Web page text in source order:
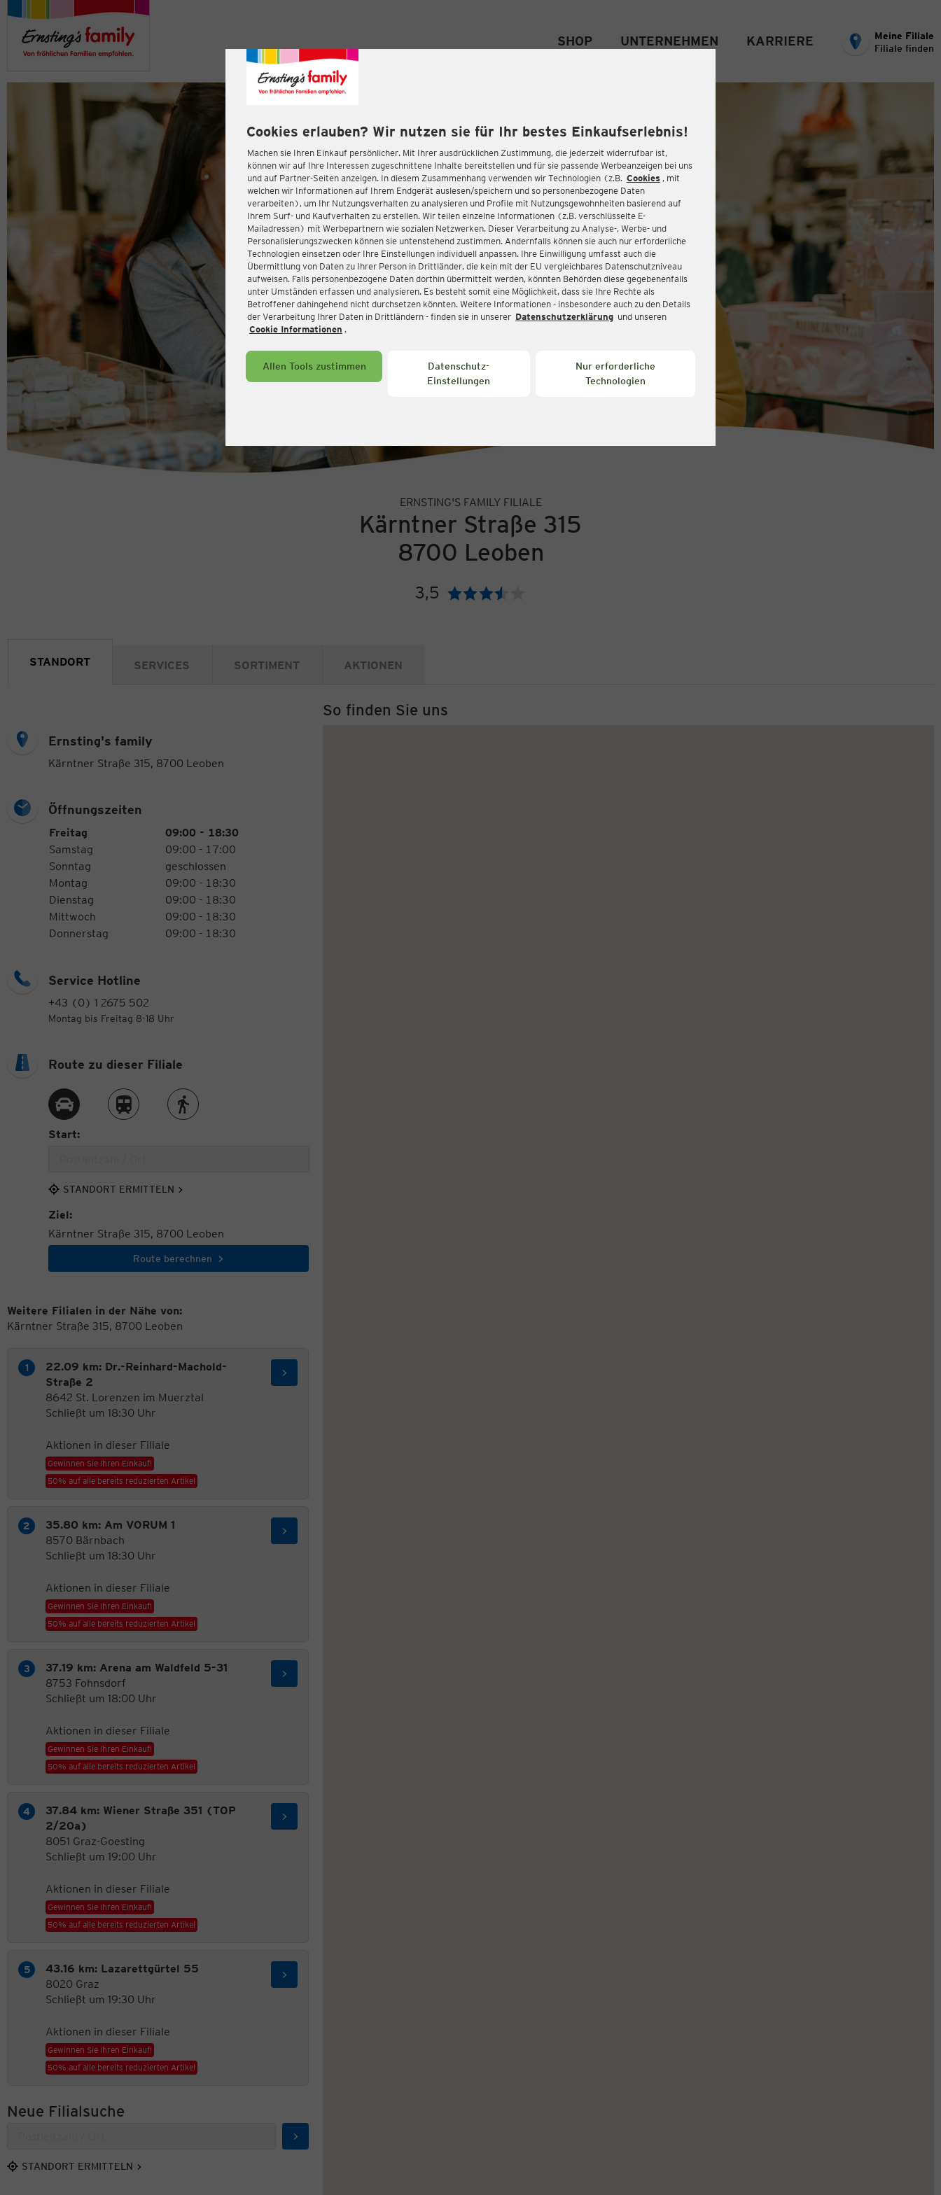
Cookies erlauben? Wir nutzen sie für Ihr bestes Einkaufserlebnis!
Machen sie Ihren Einkauf persönlicher. Mit Ihrer ausdrücklichen Zustimmung, die jederzeit widerrufbar ist,
können wir auf Ihre Interessen zugeschnittene Inhalte bereitstellen und für sie passende Werbeanzeigen bei uns
und auf Partner-Seiten anzeigen. In diesem Zusammenhang verwenden wir Technologien (z.B. Cookies , mit
welchen wir Informationen auf Ihrem Endgerät auslesen/speichern und so personenbezogene Daten
verarbeiten), um Ihr Nutzungsverhalten zu analysieren und Profile mit Nutzungsgewohnheiten basierend auf
Ihrem Surf- und Kaufverhalten zu erstellen. Wir teilen einzelne Informationen (z.B. verschlüsselte E-
Mailadressen) mit Werbepartnern wie sozialen Netzwerken. Dieser Verarbeitung zu Analyse-, Werbe- und
Personalisierungszwecken können sie untenstehend zustimmen. Andernfalls können sie auch nur erforderliche
Technologien einsetzen oder Ihre Einstellungen individuell anpassen. Ihre Einwilligung umfasst auch die
Übermittlung von Daten zu Ihrer Person in Drittländer, die kein mit der EU vergleichbares Datenschutzniveau
aufweisen. Falls personenbezogene Daten dorthin übermittelt werden, könnten Behörden diese gegebenenfalls
unter Umständen erfassen und analysieren. Es besteht somit eine Möglichkeit, dass sie Ihre Rechte als
Betroffener dahingehend nicht durchsetzen könnten. Weitere Informationen - insbesondere auch zu den Details
der Verarbeitung Ihrer Daten in Drittländern - finden sie in unserer Datenschutzerklärung und unseren
Cookie Informationen .
Allen Tools zustimmen
Datenschutz-
Einstellungen
Nur erforderliche
Technologien
SHOP UNTERNEHMEN KARRIERE
Meine Filiale
Filiale finden
ERNSTING'S FAMILY FILIALE
Kärntner Straße 315
8700 Leoben
3,5 Bewertung:
STANDORT SERVICES SORTIMENT AKTIONEN
Ernsting's family
Kärntner Straße 315, 8700 Leoben
Öffnungszeiten
Öffnungszeiten
Wochentag
Freitag
09:00 - 18:30
Samstag
09:00 - 17:00
Sonntag
geschlossen
Montag
09:00 - 18:30
Dienstag
09:00 - 18:30
Mittwoch
09:00 - 18:30
Donnerstag
09:00 - 18:30
Service Hotline
+43 (0) 1 2675 502
Montag bis Freitag 8-18 Uhr
So finden Sie uns
Route zu dieser Filiale
Route per AutoRoute per ZugRoute zu Fuß
Start:
STANDORT ERMITTELN
Ziel:
Kärntner Straße 315, 8700 Leoben
Route berechnen
Weitere Filialen in der Nähe von:
Kärntner Straße 315, 8700 Leoben
22.09 km: Dr.-Reinhard-Machold-
Straße 2
8642 St. Lorenzen im Muerztal
Schließt um 18:30 Uhr
Aktionen in dieser Filiale
Gewinnen Sie Ihren Einkauf!
50% auf alle bereits reduzierten Artikel
35.80 km: Am VORUM 1
8570 Bärnbach
Schließt um 18:30 Uhr
Aktionen in dieser Filiale
Gewinnen Sie Ihren Einkauf!
50% auf alle bereits reduzierten Artikel
37.19 km: Arena am Waldfeld 5-31
8753 Fohnsdorf
Schließt um 18:00 Uhr
Aktionen in dieser Filiale
Gewinnen Sie Ihren Einkauf!
50% auf alle bereits reduzierten Artikel
37.84 km: Wiener Straße 351 (TOP
2/20a)
8051 Graz-Goesting
Schließt um 19:00 Uhr
Aktionen in dieser Filiale
Gewinnen Sie Ihren Einkauf!
50% auf alle bereits reduzierten Artikel
43.16 km: Lazarettgürtel 55
8020 Graz
Schließt um 19:30 Uhr
Aktionen in dieser Filiale
Gewinnen Sie Ihren Einkauf!
50% auf alle bereits reduzierten Artikel
Neue Filialsuche
Suchen
STANDORT ERMITTELN